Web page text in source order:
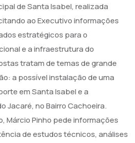
de Santa Isabel, realizada
ao Executivo informações
estratégicos para o
e a infraestrutura do
tratam de temas de grande
a possível instalação de uma
em Santa Isabel e a
Jacaré, no Bairro Cachoeira.
Márcio Pinho pede informações
de estudos técnicos, análises